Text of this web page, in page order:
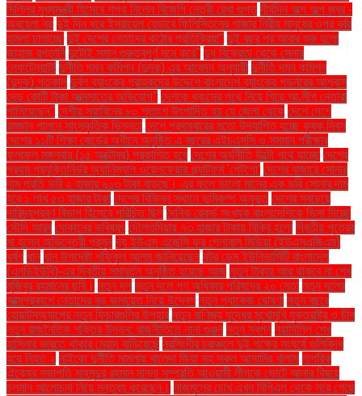
দিল্লির মুখ্যমন্ত্রী হিসেবে শপথ নিলেন বিজেপি নেত্রী রেখা গুপ্ত দীর্ঘদিন অল্প অল্প জ্বর -
অবহেলা নয় দুই দিন ধরে ইসরায়েল যেভাবে ফিলিস্তিনের গাজার নিরীহ মানুষের ওপর বর্বর
হামলা চালাচ্ছে দুই দেশের নেতাদের কঠোর প্রতিক্রিয়া" দুই বছর পর আবার শুরু হলো
জাহাজ রপ্তানি দুটোই সমান গুরুত্বপূর্ণ মনে করে" দুধ বিক্রেতা থেকে সেনার
লেফটেন্যান্ট! দুর্নীতি দমন কমিশন (দুদক) এর আবেদন অনুযায়ী দুর্নীতি দমন কমিশন
(দুদক) গতকাল দুর্বল ব্যাংকের গ্রাহকদের উদ্দেশে বাংলাদেশ ব্যাংকের গভর্নরের আশ্বাস
দেড় কোটি টাকা আত্মসাতের অভিযোগ" দেশকে ধ্বংসের পথে নিয়ে গিয়ে আ.লীগ নেতারা
পালিয়েছেন" দেশীয় সয়াবিনের ৮০ শতাংশ উৎপাদিত হয় যে জেলা থেকে দেশে দেশে
রমজান পালনে সাংস্কৃতিক ভিন্নতা দেশে প্রথমবারের মতো উদযাপিত হচ্ছে কৃষক দিবস
দেশের ১১টি শিক্ষা বোর্ডের অধীনে অনুষ্ঠিত এ বছরের এইচএসসি ও সমমান পরীক্ষার
ফলাফল মঙ্গলবার (১৫ অক্টোবর) প্রকাশিত হবে দেশের অর্থনীতি উল্টো পথে যাচ্ছে দেশের
প্রথম প্রযুক্তিনির্ভর অ্যানিম্যাল ওয়েলফেয়ার প্ল্যাটফর্ম 'পেটগো' দেশের বাজারে সোনার
দাম প্রতি ভরি ২ হাজার ৬১৩ টাকা বাড়ছে। এর ফলে ভালো মানের এক ভরি সোনার দাম
হবে ১ লাখ ৫৩ হাজার টাকা দেশের বিভিন্ন স্থানে ভূমিকম্প অনুভূত দেশের সবচেয়ে
দারিদ্র্যপ্রবণ বিভাগ হিসেবে পরিচিত ছিল দৈনিক রেকর্ড সংখ্যক বাংলাদেশিকে ভিসা দিচ্ছে
সৌদি আরব দোকানের ভবিষ্যৎ দৌলতদিয়ায় ৭৩ হাজার টাকায় বিক্রি হলো দ্বিতীয় পুত্রের
মা হলেন অভিনেত্রী প্রসূন দ্য ইউএস এজেন্সি ফর গ্লোবাল মিডিয়া (ইউএসএজিএম)
ধর্ষণ ধান ধান উপদেষ্টা শফিকুল আলম জানিয়েছেন নটর ডেম ইউনিভার্সিটি বাংলাদেশ
(এনডিইউবি)-এর দ্বিতীয় সমাবর্তন অনুষ্ঠিত হয়েছে আজ নতুন টাকায় আর থাকবে না শেখ
মুজিবুর রহমানের ছবি। নতুন দল নতুন দলে গণ অধিকার পরিষদের ২০ নেতা নতুন দলের
আত্মপ্রকাশে নেতাদের বড় জমায়েত নিয়ে উদ্বেগ নতুন প্যাকেজ ঘোষণা নতুন বছরে
হোয়াটসঅ্যাপের নতুন ফিচারগুলির উপহার নতুন বাণিজ্য যুদ্ধের মুখোমুখি যুক্তরাষ্ট্র ও চীন
নতুন রাজনৈতিক শক্তির উদ্ভব: রাজনীতিতে নানা গুঞ্জন নতুন স্বপ্ন নয়াদিল্লি শেখ
হাসিনার ভারতে থাকার মেয়াদ বাড়িয়েছে নরসিংদীর চরাঞ্চলে দুই পক্ষের সংঘর্ষে গুলিবিদ্ধ
হয়ে নিহত ২ নাইকো দুর্নীতি মামলায় খালেদা জিয়া সহ সকল আসামির খালাস নাগরিক
ঐক্যের সভাপতি মাহমুদুর রহমান মান্না সম্প্রতি আওয়ামী লীগকে ভোটে আনার বিষয়ে
চলমান আলোচনা নিয়ে মন্তব্য করেছেন। নাজমুলের চোখ এখন বিপিএল থেকে সরে গেছে